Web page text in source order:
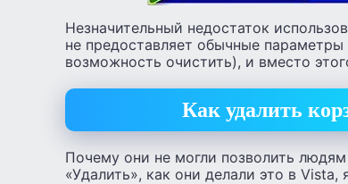
Незначительный недостаток
не предоставляет обычные
возможность очистить), и вместо
Как удалить
Почему они не могли позволить
«Удалить», как они делали это в Vista,